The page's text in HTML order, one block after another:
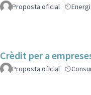
Proposta oficial
Crèdit per a
Proposta oficial